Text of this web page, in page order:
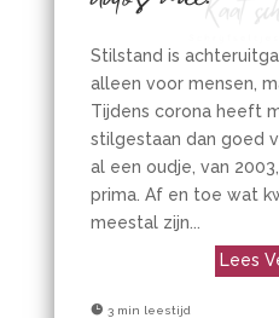
Stilstand is
alleen voor mensen,
Tijdens corona heeft
stilgestaan dan goed
al een oudje, van
prima. Af en toe wat
meestal zijn...
Lees
 3 min leestijd